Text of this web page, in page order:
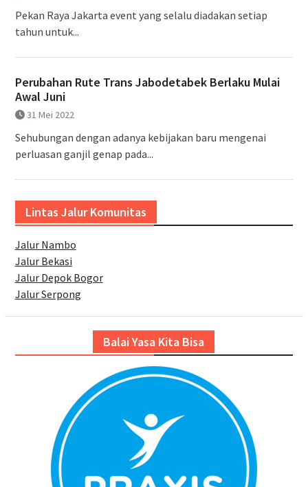
Pekan Raya Jakarta event yang selalu diadakan setiap
tahun untuk...
Perubahan Rute Trans Jabodetabek Berlaku Mulai
Awal Juni
31 Mei 2022
Sehubungan dengan adanya kebijakan baru mengenai
perluasan ganjil genap pada...
Lintas Jalur Komunitas
Jalur Nambo
Jalur Bekasi
Jalur Depok Bogor
Jalur Serpong
Balai Yasa Kita Bisa